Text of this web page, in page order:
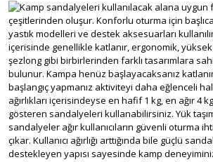
Kamp sandalyeleri kullanılacak alana uygun
çeşitlerinden oluşur. Konforlu oturma için
yastık modelleri ve destek aksesuarları
içerisinde genellikle katlanır, ergonomik, yüksek
şezlong gibi birbirlerinden farklı tasarımlara
bulunur. Kampa henüz başlayacaksanız
başlangıç yapmanız aktiviteyi daha eğlenceli
ağırlıkları içerisindeyse en hafif 1 kg, en ağır 4
gösteren sandalyeleri kullanabilirsiniz. Yük
sandalyeler ağır kullanıcıların güvenli oturma
çıkar. Kullanıcı ağırlığı arttığında bile güçlü
destekleyen yapısı sayesinde kamp